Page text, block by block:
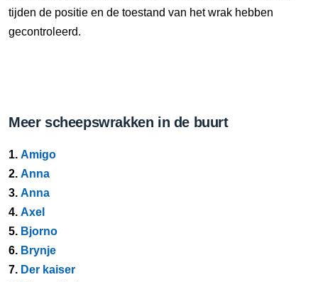
tijden de positie en de toestand van het wrak hebben
gecontroleerd.
Meer scheepswrakken in de buurt
1. Amigo
2. Anna
3. Anna
4. Axel
5. Bjorno
6. Brynje
7. Der kaiser